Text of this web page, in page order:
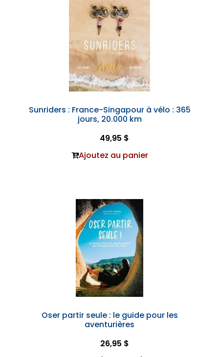
Sunriders : France-Singapour à vélo : 365
jours, 20.000 km
49,95 $
Ajoutez au panier
Oser partir seule : le guide pour les
aventurières
26,95 $